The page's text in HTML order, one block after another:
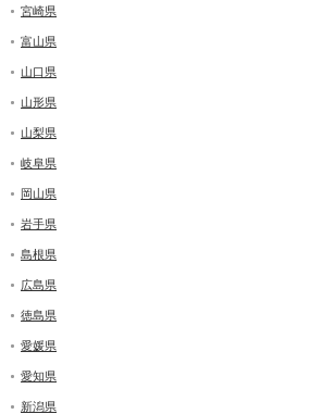
宮崎県
富山県
山口県
山形県
山梨県
岐阜県
岡山県
岩手県
島根県
広島県
徳島県
愛媛県
愛知県
新潟県